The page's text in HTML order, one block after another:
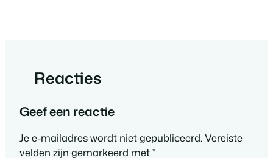
Reacties
Geef een reactie
Je e-mailadres wordt niet gepubliceerd. Vereiste
velden zijn gemarkeerd met*